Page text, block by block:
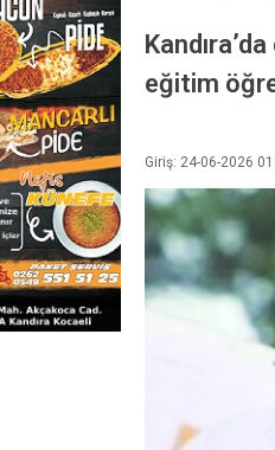
eğitim
Giriş: 24-06-2026